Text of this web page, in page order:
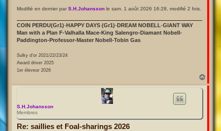
Modifié en dernier par S.H.Johansson le sam. 1 août 2026 16:28, modifié 2 fois.
COIN PERDU(Gr1)-HAPPY DAYS (Gr1)-DREAM NOBELL-GIANT WAY
Man with a Plan F-Valhalla Mace-King Salengro-Diamant Nobell-
Paddington-Professor-Master Nobell-Tobin Gas
Sulky d'or 2021/22/23/24
Award driver 2025
1er éleveur 2026
a
S.H.Johansson
Membres
Re: saillies et Foal-sharings 2026